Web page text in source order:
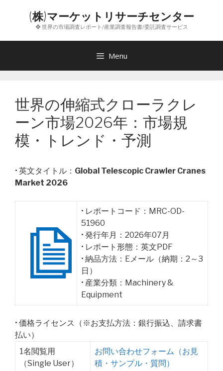
ン
(株)マーケットリサーチセンター
❖ 世界の市場調査レポート/産業調査報告書/委託調査サービス
Menu
世界の伸縮式クローラクレ
ーン市場2026年：市場規
模・トレンド・予測
• 英文タイトル： Global Telescopic Crawler Cranes
Market 2026
• レポートコード：MRC-OD-
51960
• 発行年月：2026年07月
• レポート形態：英文PDF
• 納品方法：Eメール（納期：2～3
日）
• 産業分類：Machinery &
Equipment
• 価格ライセンス（※お支払方法：銀行振込、請求書
払い）
1名閲覧用
（Single User）
お問い合わせフォーム（お見
積・サンプル・質問）